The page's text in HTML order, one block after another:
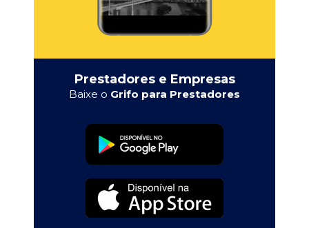
Prestadores e Empresas
Baixe o Grifo para Prestadores